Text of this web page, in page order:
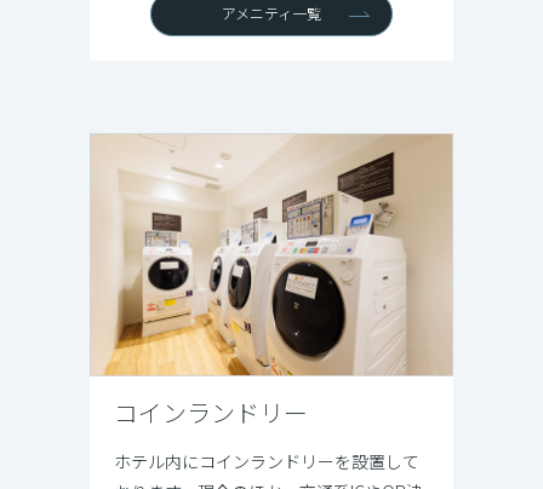
アメニティ一覧
コインランドリー
ホテル内にコインランドリーを設置して